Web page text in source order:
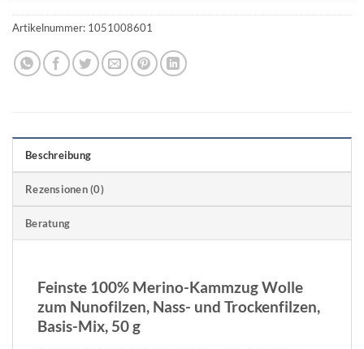
Artikelnummer: 1051008601
Beschreibung
Rezensionen (0)
Beratung
Feinste 100% Merino-Kammzug Wolle
zum Nunofilzen, Nass- und Trockenfilzen,
Basis-Mix, 50 g